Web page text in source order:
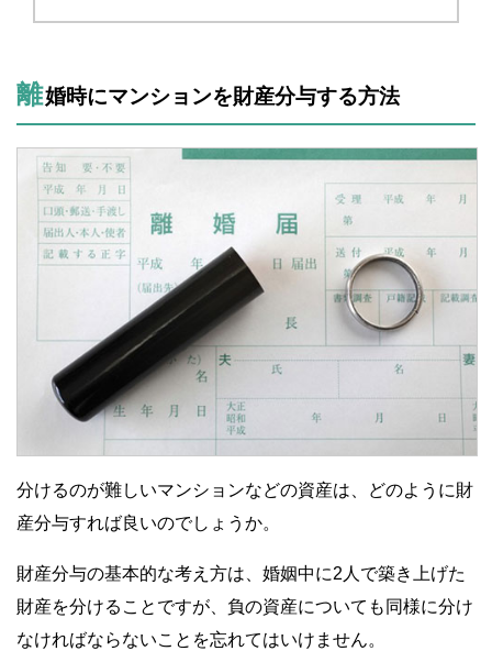
離婚時にマンションを財産分与する方法
分けるのが難しいマンションなどの資産は、どのように財
産分与すれば良いのでしょうか。
財産分与の基本的な考え方は、婚姻中に2人で築き上げた
財産を分けることですが、負の資産についても同様に分け
なければならないことを忘れてはいけません。